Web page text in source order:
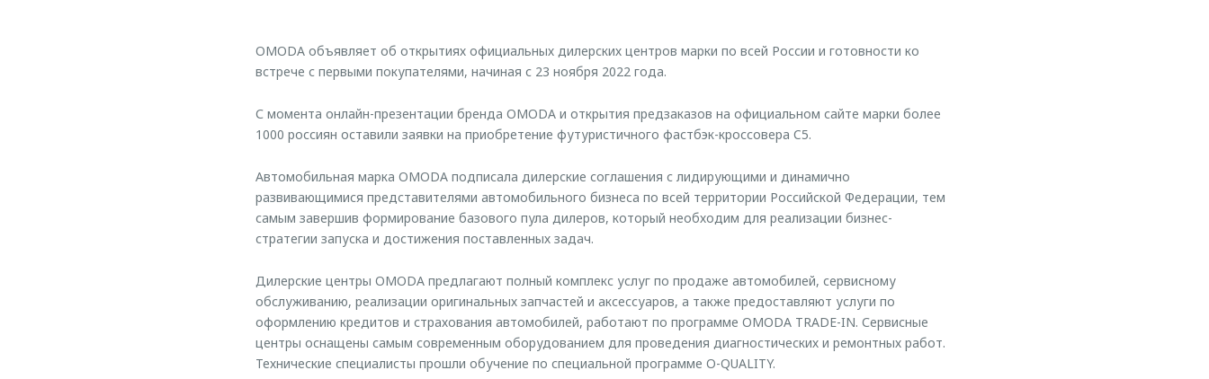
OMODA объявляет об открытиях официальных дилерских центров марки по всей России и готовности ко
встрече с первыми покупателями, начиная с 23 ноября 2022 года.
С момента онлайн-презентации бренда OMODA и открытия предзаказов на официальном сайте марки более
1000 россиян оставили заявки на приобретение футуристичного фастбэк-кроссовера C5.
Автомобильная марка OMODA подписала дилерские соглашения с лидирующими и динамично
развивающимися представителями автомобильного бизнеса по всей территории Российской Федерации, тем
самым завершив формирование базового пула дилеров, который необходим для реализации бизнес-
стратегии запуска и достижения поставленных задач.
Дилерские центры OMODA предлагают полный комплекс услуг по продаже автомобилей, сервисному
обслуживанию, реализации оригинальных запчастей и аксессуаров, а также предоставляют услуги по
оформлению кредитов и страхования автомобилей, работают по программе OMODA TRADE-IN. Сервисные
центры оснащены самым современным оборудованием для проведения диагностических и ремонтных работ.
Технические специалисты прошли обучение по специальной программе O-QUALITY.